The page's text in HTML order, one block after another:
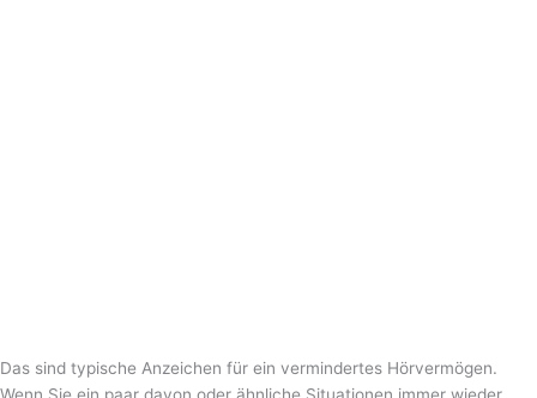
Das sind typische Anzeichen für ein vermindertes Hörvermögen.